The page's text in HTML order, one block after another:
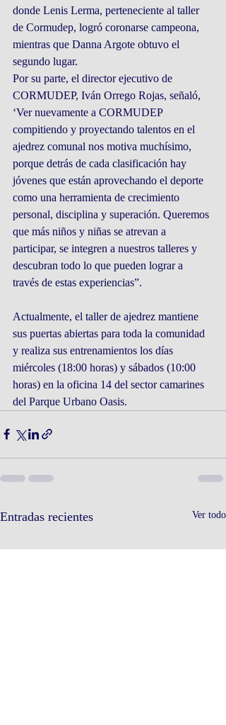
donde Lenis Lerma, perteneciente al taller
de Cormudep, logró coronarse campeona,
mientras que Danna Argote obtuvo el
segundo lugar.
Por su parte, el director ejecutivo de
CORMUDEP, Iván Orrego Rojas, señaló,
‘Ver nuevamente a CORMUDEP
compitiendo y proyectando talentos en el
ajedrez comunal nos motiva muchísimo,
porque detrás de cada clasificación hay
jóvenes que están aprovechando el deporte
como una herramienta de crecimiento
personal, disciplina y superación. Queremos
que más niños y niñas se atrevan a
participar, se integren a nuestros talleres y
descubran todo lo que pueden lograr a
través de estas experiencias”.
Actualmente, el taller de ajedrez mantiene
sus puertas abiertas para toda la comunidad
y realiza sus entrenamientos los días
miércoles (18:00 horas) y sábados (10:00
horas) en la oficina 14 del sector camarines
del Parque Urbano Oasis.
Entradas recientes Ver todo